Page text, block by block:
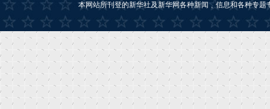
本网站所刊登的新华社及新华网各种新闻﹑信息和各种专